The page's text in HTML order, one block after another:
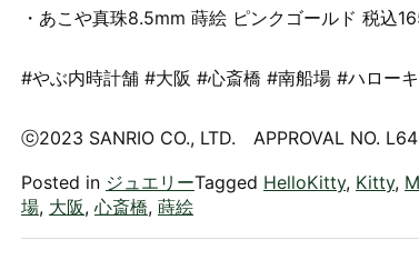
・あこや真珠8.5mm 蒔絵 ピンクゴールド 税込
#やぶ内時計舗 #大阪 #心斎橋 #南船場 #ハロー
ⓒ2023 SANRIO CO., LTD. APPROVAL NO.
Posted in ジュエリーTagged HelloKitty, Kitty,
場, 大阪, 心斎橋, 蒔絵